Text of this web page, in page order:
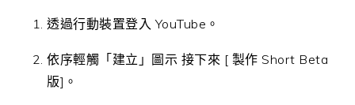
透過行動裝置登入 YouTube。
依序輕觸「建立」圖示 接下來 [ 製作 Short Beta
版]。